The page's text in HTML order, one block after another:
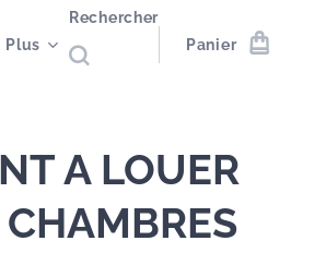
Plus
Rechercher
Panier
A LOUER